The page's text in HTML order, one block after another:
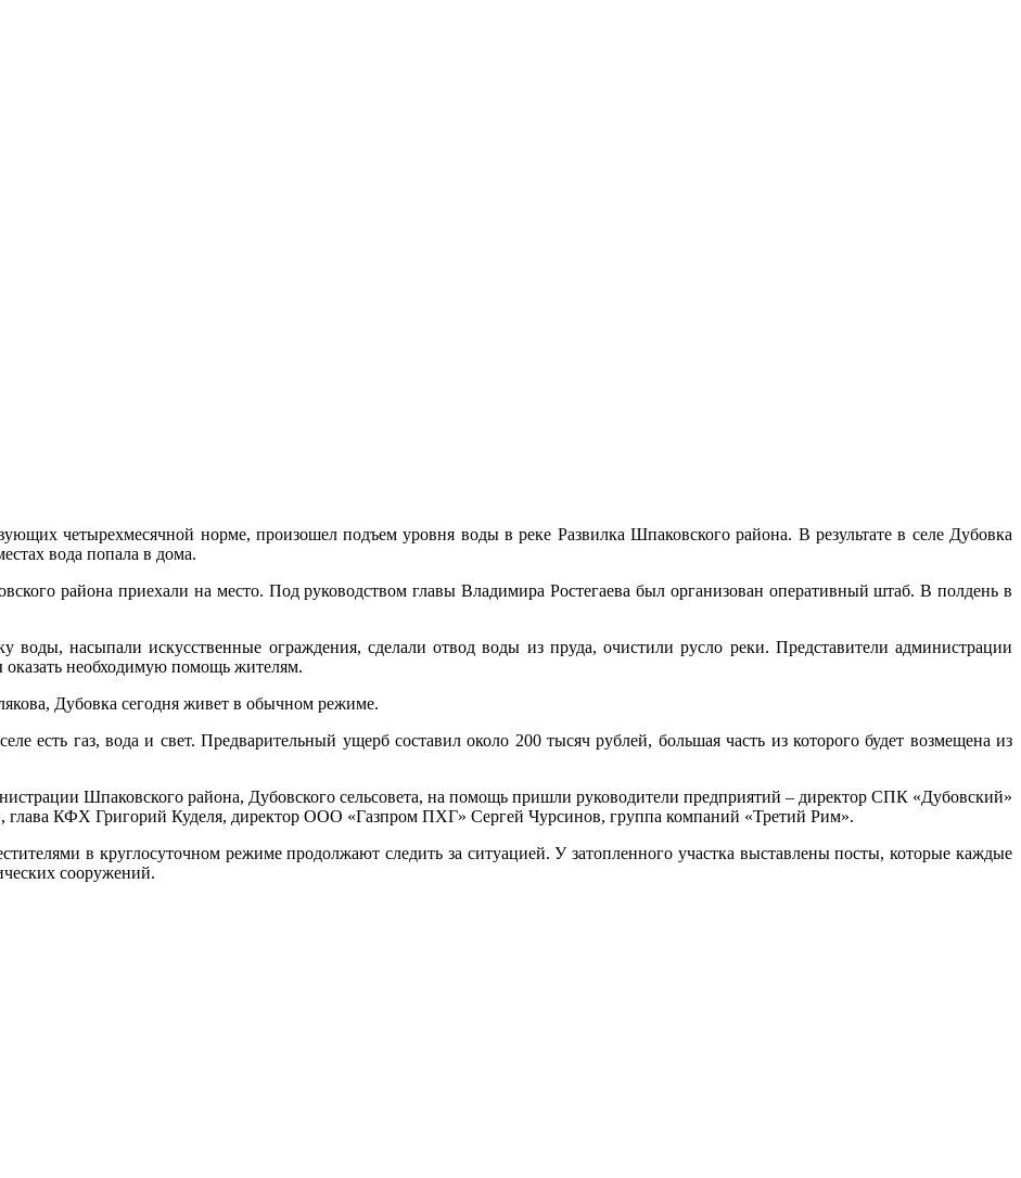
четырехмесячной норме, произошел подъем уровня воды в реке Развилка Шпаковского района. В результате в селе Дубовка
вода попала в дома.
района приехали на место. Под руководством главы Владимира Ростегаева был организован оперативный штаб. В полдень в
воды, насыпали искусственные ограждения, сделали отвод воды из пруда, очистили русло реки. Представители администрации
необходимую помощь жителям.
Дубовка сегодня живет в обычном режиме.
есть газ, вода и свет. Предварительный ущерб составил около 200 тысяч рублей, большая часть из которого будет возмещена из
Шпаковского района, Дубовского сельсовета, на помощь пришли руководители предприятий – директор СПК «Дубовский»
КФХ Григорий Куделя, директор ООО «Газпром ПХГ» Сергей Чурсинов, группа компаний «Третий Рим».
в круглосуточном режиме продолжают следить за ситуацией. У затопленного участка выставлены посты, которые каждые
сооружений.